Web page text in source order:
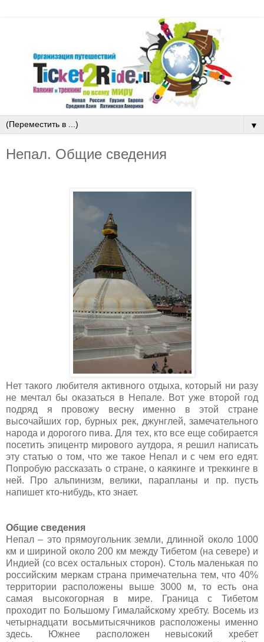
▼
Непал. Общие сведения
Нет такого любителя активного отдыха, который ни разу
не мечтал бы оказаться в Непале. Вот уже второй год
подряд я провожу весну именно в этой стране
высочайших гор, бурных рек, джунглей, замечательного
народа и дорогого пива. Для тех, кто все еще собирается
посетить эпицентр мирового аутдора, я решил написать
эту статью о том, что же такое Непал и с чем его едят.
Попробую рассказать о стране, о каякинге и треккинге в
ней. Про альпинизм, велики, парапланы и пр. пусть
напишет кто-нибудь, кто знает.
Общие сведения
Непал – это прямоугольник земли, длинной около 1000
км и шириной около 200 км между Тибетом (на севере) и
Индией (со всех остальных сторон). Столь маленькая по
российским меркам страна примечательна тем, что 40%
территории расположены выше 3000 м, то есть она
самая высокогорная в мире. Граница с Тибетом
проходит по Большому Гималайскому хребту. Восемь из
четырнадцати восьмитысячников расположены именно
здесь. Южнее расположен невысокий хребет